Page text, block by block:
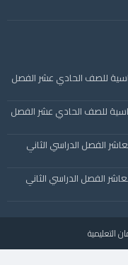
للصف الحادي عشر الفصل
للصف الحادي عشر الفصل
الفصل الدراسي الثاني
الفصل الدراسي الثاني
التعليمية